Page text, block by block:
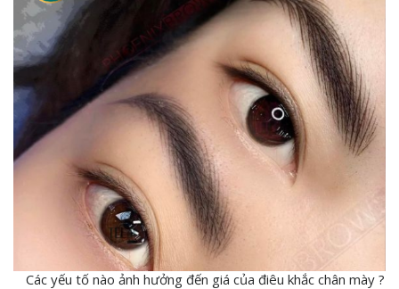
Các yếu tố nào ảnh hưởng đến giá của điêu khắc chân mày ?